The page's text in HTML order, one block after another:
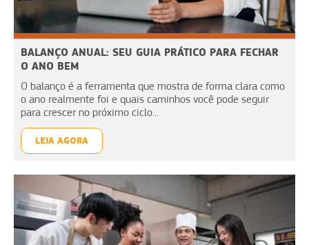
BALANÇO ANUAL: SEU GUIA PRÁTICO PARA FECHAR
O ANO BEM
O balanço é a ferramenta que mostra de forma clara como
o ano realmente foi e quais caminhos você pode seguir
para crescer no próximo ciclo...
LEIA AGORA